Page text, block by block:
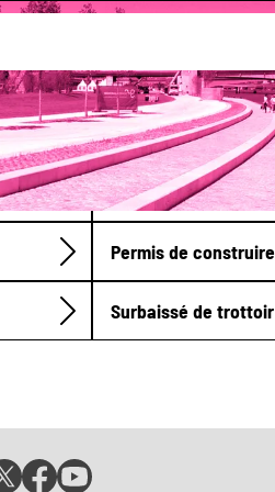
Cadastre
Permis de construire
Surbaissé de trottoir
PagePage